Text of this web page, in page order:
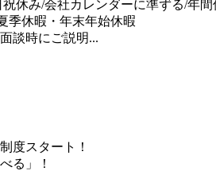
休み/会社カレンダーに準ずる/年間
季休暇・年末年始休暇
談時にご説明...
度スタート！
る」！